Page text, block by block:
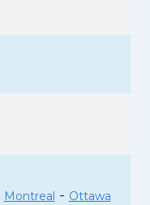
Montreal - Ottawa